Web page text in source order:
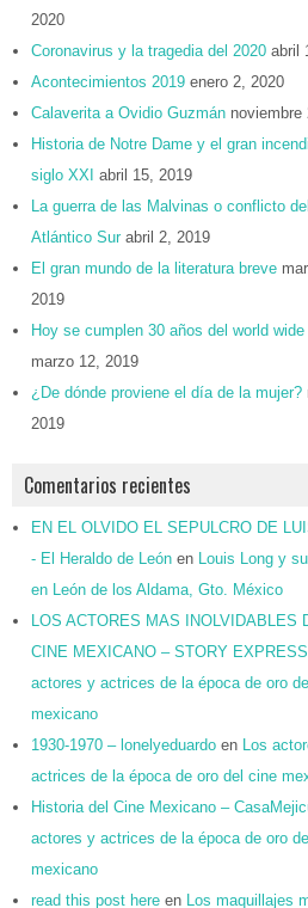
2020
Coronavirus y la tragedia del 2020 abril
Acontecimientos 2019 enero 2, 2020
Calaverita a Ovidio Guzmán noviembre
Historia de Notre Dame y el gran
siglo XXI abril 15, 2019
La guerra de las Malvinas o conflicto del
Atlántico Sur abril 2, 2019
El gran mundo de la literatura breve
2019
Hoy se cumplen 30 años del world wide
marzo 12, 2019
¿De dónde proviene el día de la mujer?
2019
Comentarios recientes
EN EL OLVIDO EL SEPULCRO DE
- El Heraldo de León en Louis Long y
en León de los Aldama, Gto. México
LOS ACTORES MAS INOLVIDABLES
CINE MEXICANO – STORY EXPRESS
actores y actrices de la época de oro
mexicano
1930-1970 – lonelyeduardo en Los
actrices de la época de oro del cine
Historia del Cine Mexicano –
actores y actrices de la época de oro
mexicano
read this post here en Los maquillajes